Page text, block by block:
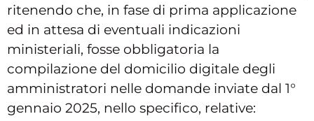
ritenendo che, in fase di prima applicazione
ed in attesa di eventuali indicazioni
ministeriali, fosse obbligatoria la
compilazione del domicilio digitale degli
amministratori nelle domande inviate dal 1°
gennaio 2025, nello specifico, relative: